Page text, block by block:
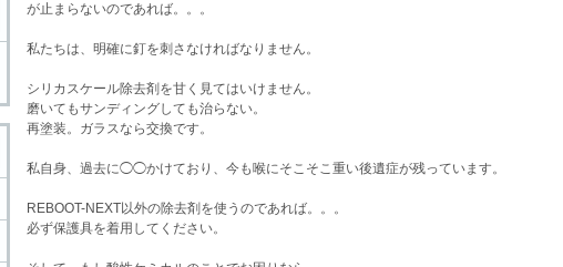
が止まらないのであれば。。。
私たちは、明確に釘を刺さなければなりません。
シリカスケール除去剤を甘く見てはいけません。
磨いてもサンディングしても治らない。
再塗装。ガラスなら交換です。
私自身、過去に◯◯かけており、今も喉にそこそこ重い後遺症が残っています。
REBOOT-NEXT以外の除去剤を使うのであれば。。。
必ず保護具を着用してください。